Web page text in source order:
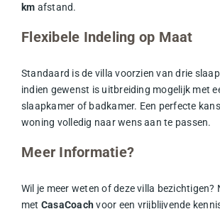
km afstand.
Flexibele Indeling op Maat
Standaard is de villa voorzien van drie
indien gewenst is uitbreiding mogelijk met
slaapkamer of badkamer. Een perfecte
woning volledig naar wens aan te passen.
Meer Informatie?
Wil je meer weten of deze villa bezichtigen?
met CasaCoachvoor een vrijblijvende